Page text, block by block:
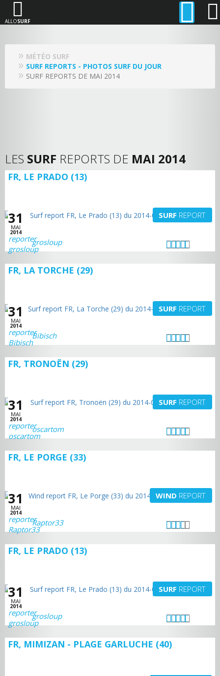
ALLOSURF
MÉTÉO SURF
SURF REPORTS - PHOTOS SURF DU JOUR
SURF REPORTS DE MAI 2014
LES SURF REPORTS DE MAI 2014
FR, LE PRADO (13)
31
MAI
2014
SURF REPORT
grosloup
FR, LA TORCHE (29)
31
MAI
2014
SURF REPORT
Bibisch
FR, TRONOËN (29)
31
MAI
2014
SURF REPORT
oscartom
FR, LE PORGE (33)
31
MAI
2014
WIND REPORT
Raptor33
FR, LE PRADO (13)
31
MAI
2014
SURF REPORT
grosloup
FR, MIMIZAN - PLAGE GARLUCHE (40)